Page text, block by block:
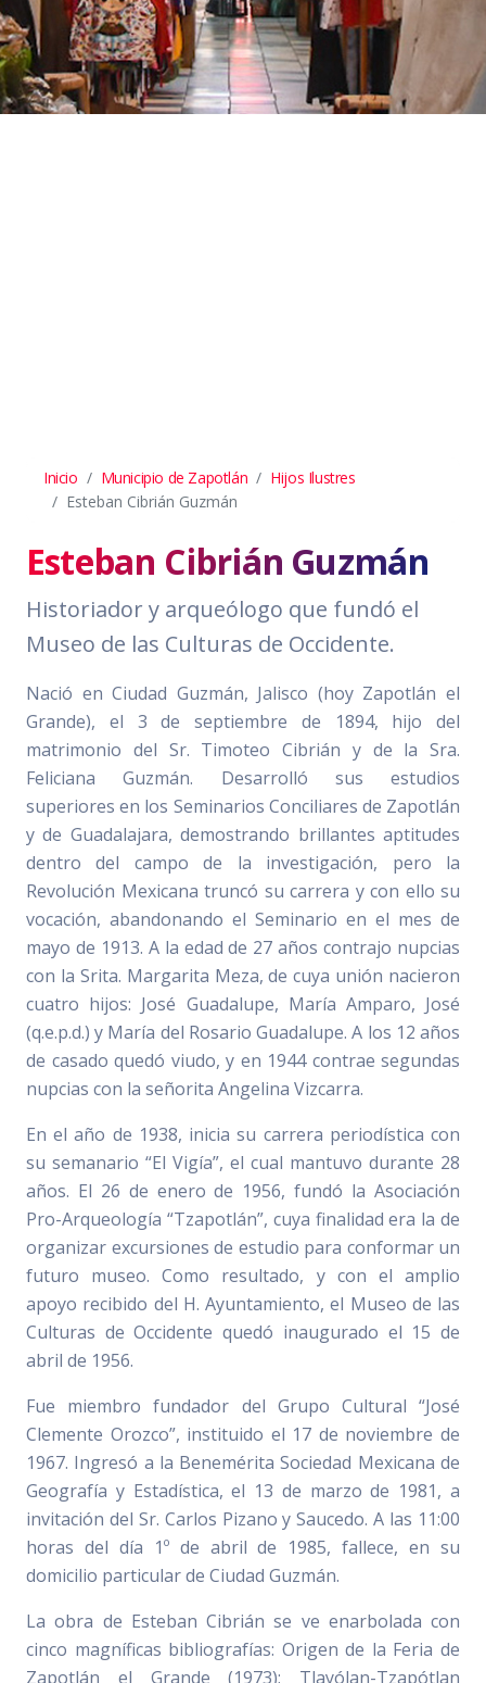
Inicio Municipio de Zapotlán
Hijos Ilustres
Esteban Cibrián Guzmán
Esteban Cibrián Guzmán
Historiador y arqueólogo que fundó el
Museo de las Culturas de Occidente.
Nació en Ciudad Guzmán, Jalisco (hoy Zapotlán el
Grande), el 3 de septiembre de 1894, hijo del
matrimonio del Sr. Timoteo Cibrián y de la Sra.
Feliciana Guzmán. Desarrolló sus estudios
superiores en los Seminarios Conciliares de Zapotlán
y de Guadalajara, demostrando brillantes aptitudes
dentro del campo de la investigación, pero la
Revolución Mexicana truncó su carrera y con ello su
vocación, abandonando el Seminario en el mes de
mayo de 1913. A la edad de 27 años contrajo nupcias
con la Srita. Margarita Meza, de cuya unión nacieron
cuatro hijos: José Guadalupe, María Amparo, José
(q.e.p.d.) y María del Rosario Guadalupe. A los 12 años
de casado quedó viudo, y en 1944 contrae segundas
nupcias con la señorita Angelina Vizcarra.
En el año de 1938, inicia su carrera periodística con
su semanario “El Vigía”, el cual mantuvo durante 28
años. El 26 de enero de 1956, fundó la Asociación
Pro-Arqueología “Tzapotlán”, cuya finalidad era la de
organizar excursiones de estudio para conformar un
futuro museo. Como resultado, y con el amplio
apoyo recibido del H. Ayuntamiento, el Museo de las
Culturas de Occidente quedó inaugurado el 15 de
abril de 1956.
Fue miembro fundador del Grupo Cultural “José
Clemente Orozco”, instituido el 17 de noviembre de
1967. Ingresó a la Benemérita Sociedad Mexicana de
Geografía y Estadística, el 13 de marzo de 1981, a
invitación del Sr. Carlos Pizano y Saucedo. A las 11:00
horas del día 1º de abril de 1985, fallece, en su
domicilio particular de Ciudad Guzmán.
La obra de Esteban Cibrián se ve enarbolada con
cinco magníficas bibliografías: Origen de la Feria de
Zapotlán el Grande (1973); Tlayólan-Tzapótlan